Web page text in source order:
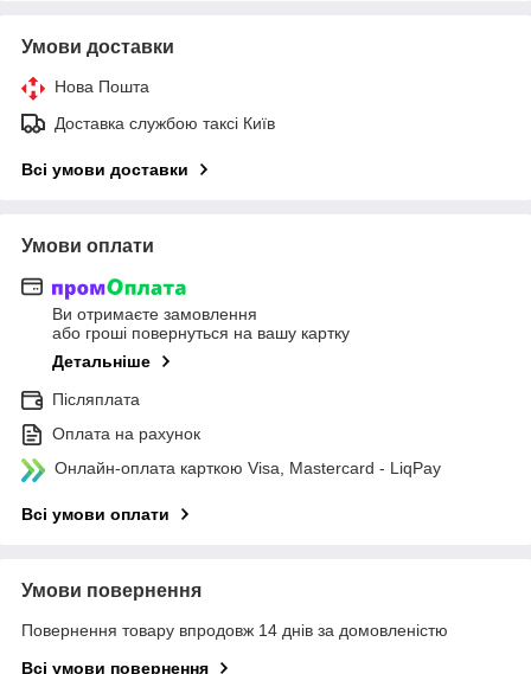
Умови доставки
Нова Пошта
Доставка службою таксі Київ
Всі умови доставки
Умови оплати
Ви отримаєте замовлення
або гроші повернуться на вашу картку
Детальніше
Післяплата
Оплата на рахунок
Онлайн-оплата карткою Visa, Mastercard - LiqPay
Всі умови оплати
Умови повернення
Повернення товару впродовж 14 днів за домовленістю
Всі умови повернення